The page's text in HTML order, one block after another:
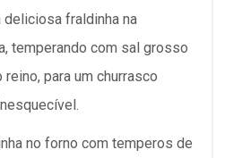
deliciosa fraldinha na
temperando com sal grosso
para um churrasco
no forno com temperos de